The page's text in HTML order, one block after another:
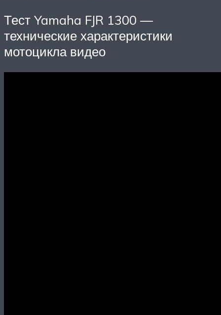
Тест Yamaha FJR 1300 —
технические характеристики
мотоцикла видео